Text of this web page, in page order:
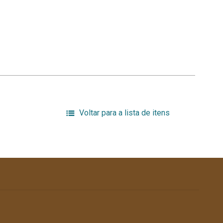
Voltar para a lista de itens